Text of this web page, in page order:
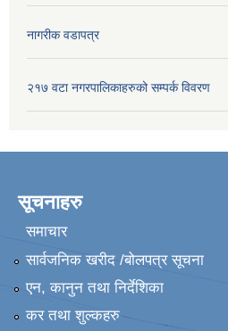
नागरीक वडापत्र
२१७ वटा नगरपालिकाहरुको सम्पर्क विवरण
सूचनाहरु
समाचार
सार्वजनिक खरीद /बोलपत्र सूचना
एन, कानुन तथा निर्देशिका
कर तथा शुल्कहरु